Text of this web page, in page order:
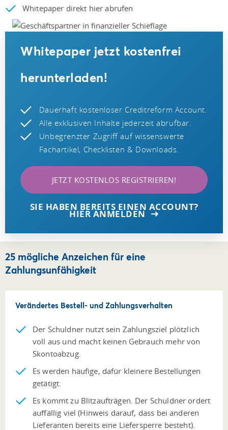
Whitepaper direkt hier abrufen
Whitepaper jetzt kostenfrei
herunterladen!
Dauerhaft kostenloser Creditreform Account.
Alle exklusiven Inhalte jederzeit abrufbar.
Unbegrenzter Zugriff auf wissenswerte
Fachartikel, Checklisten & Downloads.
JETZT KOSTENLOS REGISTRIEREN!
SIE HABEN BEREITS EINEN ACCOUNT?
HIER ANMELDEN
25 mögliche Anzeichen für eine
Zahlungsunfähigkeit
Verändertes Bestell- und Zahlungsverhalten
Der Schuldner nutzt sein Zahlungsziel plötzlich
voll aus und macht keinen Gebrauch mehr von
Skontoabzug.
Es werden häufige, dafür kleinere Bestellungen
getätigt.
Es kommt zu Blitzaufträgen. Der Schuldner ordert
auffällig viel (Hinweis darauf, dass bei anderen
Lieferanten bereits eine Liefersperre besteht).